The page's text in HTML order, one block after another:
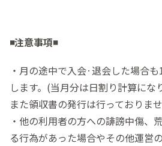
◾️注意事項◾️
・月の途中で入会·退会した場合
します。(当月分は日割り計算にな
また領収書の発行は行っておりま
・他の利用者の方への誹謗中傷、
る行為があった場合やその他運営